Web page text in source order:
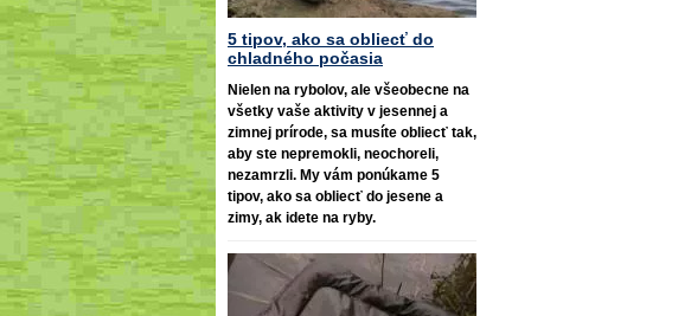
5 tipov, ako sa obliecť do
chladného počasia
Nielen na rybolov, ale všeobecne na
všetky vaše aktivity v jesennej a
zimnej prírode, sa musíte obliecť tak,
aby ste nepremokli, neochoreli,
nezamrzli. My vám ponúkame 5
tipov, ako sa obliecť do jesene a
zimy, ak idete na ryby.